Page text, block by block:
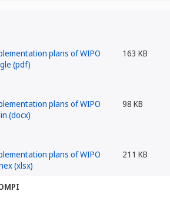
163 KB
98 KB
211 KB